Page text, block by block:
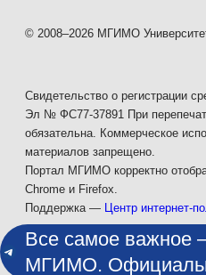
© 2008–2026 МГИМО
Свидетельство о регистрации
Эл № ФС77-37891 При
обязательна. Коммерческое
материалов запрещено.
Портал МГИМО корректно
Chrome и Firefox.
Поддержка — Центр интернет-
Все самое важное
МГИМО.